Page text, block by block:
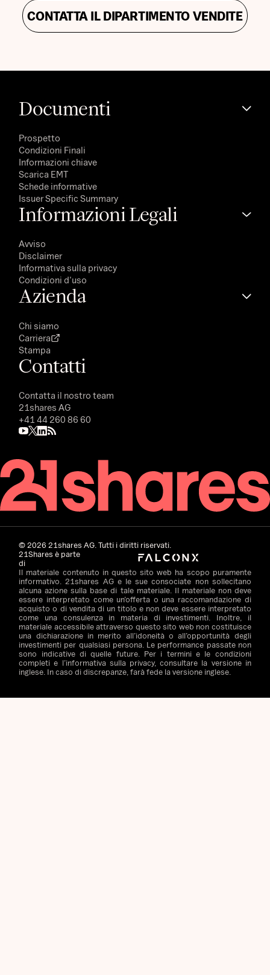
CONTATTA IL DIPARTIMENTO VENDITE
Documenti
Prospetto
Condizioni Finali
Informazioni chiave
Scarica EMT
Schede informative
Issuer Specific Summary
Informazioni Legali
Avviso
Disclaimer
Informativa sulla privacy
Condizioni d'uso
Azienda
Chi siamo
Carriera
Stampa
Contatti
Contatta il nostro team
21shares AG
+41 44 260 86 60
©2026 21shares AG. Tutti i diritti riservati.
21Shares è parte
di
Il materiale contenuto in questo sito web ha scopo puramente
informativo. 21shares AG e le sue consociate non sollecitano
alcuna azione sulla base di tale materiale. Il materiale non deve
essere interpretato come un’offerta o una raccomandazione di
acquisto o di vendita di un titolo e non deve essere interpretato
come una consulenza in materia di investimenti. Inoltre, il
materiale accessibile attraverso questo sito web non costituisce
una dichiarazione in merito all’idoneità o all’opportunità degli
investimenti per qualsiasi persona. Le performance passate non
sono indicative di quelle future. Per i termini e le condizioni
completi e l’informativa sulla privacy, consultare la versione in
inglese. In caso di discrepanze, farà fede la versione inglese.